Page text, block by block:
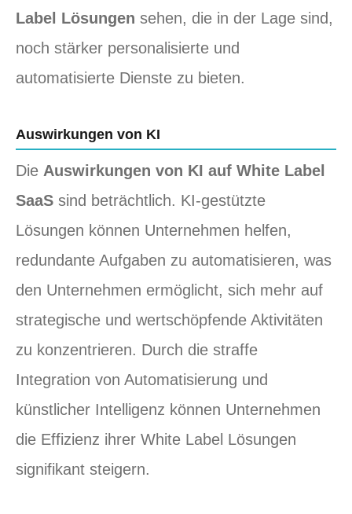
Label Lösungen sehen, die in der Lage sind,
noch stärker personalisierte und
automatisierte Dienste zu bieten.
Auswirkungen von KI
Die Auswirkungen von KI auf White Label
SaaS sind beträchtlich. KI-gestützte
Lösungen können Unternehmen helfen,
redundante Aufgaben zu automatisieren, was
den Unternehmen ermöglicht, sich mehr auf
strategische und wertschöpfende Aktivitäten
zu konzentrieren. Durch die straffe
Integration von Automatisierung und
künstlicher Intelligenz können Unternehmen
die Effizienz ihrer White Label Lösungen
signifikant steigern.